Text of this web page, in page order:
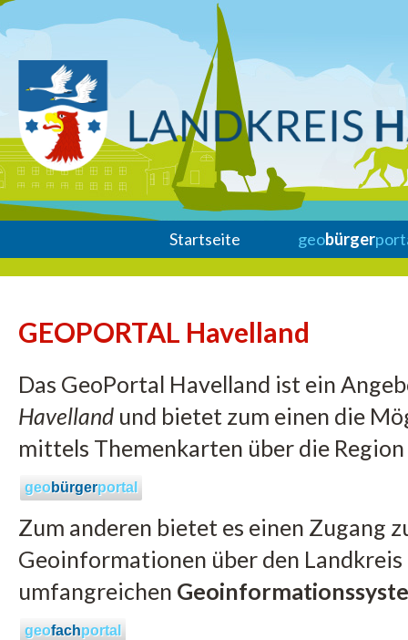
Startseite geobürger
GEOPORTAL Havelland
Das GeoPortal Havelland ist ein
Havelland und bietet zum einen die
mittels Themenkarten über die
geo bürgerportal
Zum anderen bietet es einen Zugang
Geoinformationen über den Landkreis
umfangreichen
geofachportal